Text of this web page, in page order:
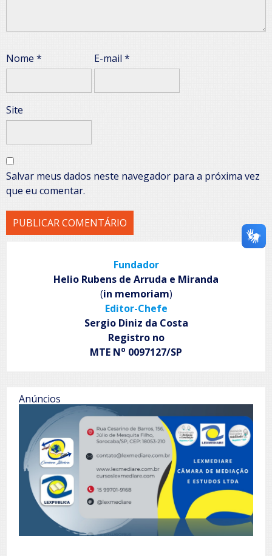
Nome * E-mail *
Site
Salvar meus dados neste navegador para a próxima vez
que eu comentar.
Fundador
Helio Rubens de Arruda e Miranda
(in memoriam)
Editor-Chefe
Sergio Diniz da Costa
Registro no
MTE No 0097127/SP
Anúncios